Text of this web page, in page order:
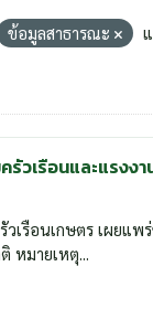
ข้อมูลสาธารณะ
วเรือนและแรงงา
เรือนเกษตร เผยแ
หมายเหตุ...